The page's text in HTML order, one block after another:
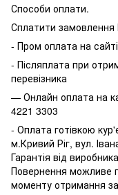
Способи оплати.
Сплатити
- Пром оплата на
- Післяплата при
перевізника
— Онлайн оплата на
4221 3303
- Оплата готівкою
м.Кривий Ріг, вул.
Гарантія від
Повернення можливе
моменту отримання